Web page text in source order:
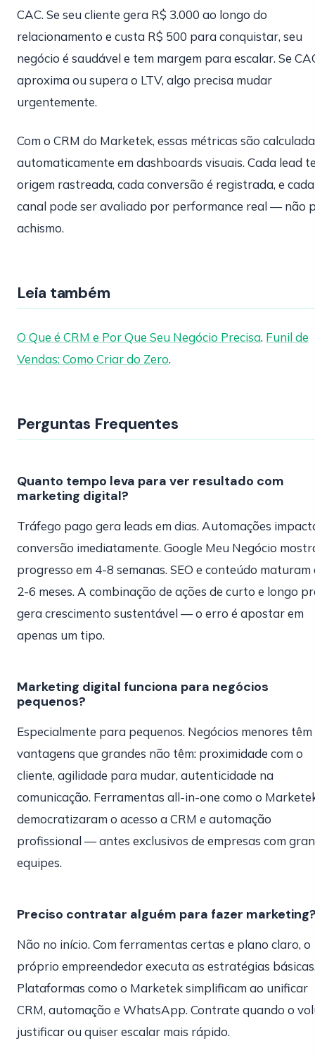
CAC. Se seu cliente gera R$ 3.000 ao longo do
relacionamento e custa R$ 500 para conquistar, seu
negócio é saudável e tem margem para escalar. Se
aproxima ou supera o LTV, algo precisa mudar
urgentemente.
Com o CRM do Marketek, essas métricas são
automaticamente em dashboards visuais. Cada lead
origem rastreada, cada conversão é registrada, e cada
canal pode ser avaliado por performance real — não
achismo.
Leia também
O Que é CRM e Por Que Seu Negócio Precisa. Funil de
Vendas: Como Criar do Zero.
Perguntas Frequentes
Quanto tempo leva para ver resultado com
marketing digital?
Tráfego pago gera leads em dias. Automações
conversão imediatamente. Google Meu Negócio
progresso em 4-8 semanas. SEO e conteúdo maturam
2-6 meses. A combinação de ações de curto e longo
gera crescimento sustentável — o erro é apostar em
apenas um tipo.
Marketing digital funciona para negócios
pequenos?
Especialmente para pequenos. Negócios menores têm
vantagens que grandes não têm: proximidade com o
cliente, agilidade para mudar, autenticidade na
comunicação. Ferramentas all-in-one como o
democratizaram o acesso a CRM e automação
profissional — antes exclusivos de empresas com
equipes.
Preciso contratar alguém para fazer
Não no início. Com ferramentas certas e plano claro, o
próprio empreendedor executa as estratégias
Plataformas como o Marketek simplificam ao unificar
CRM, automação e WhatsApp. Contrate quando o
justificar ou quiser escalar mais rápido.